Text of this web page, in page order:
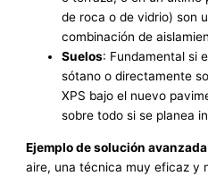
de roca o de vidrio) son
combinación de
Suelos: Fundamental si
sótano o directamente
XPS bajo el nuevo
sobre todo si se planea
Ejemplo de solución avanzada
aire, una técnica muy eficaz y